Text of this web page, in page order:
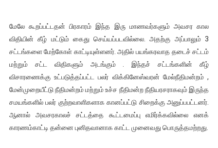
மேலே கூறப்பட்டதன் பிரகாரம் இந்த இரு மாணவர்களும் அவசர கால
விதியின் கீழ் மட்டும் கைது செய்யப்படவில்லை. அதற்கு அப்பாலும் 3
சட்டங்களை மேற்கோள் காட்டியுள்ளனர். அதில் பயங்கரவாத தடைச் சட்டம்
மற்றும் சட்ட விதிகளும் அடங்கும் . இந்தச் சட்டங்களின் கீழ்
விசாரணைக்கு உட்படுத்தப்பட்ட பலர் விக்கினேஸ்வரன் மேல்நீதிமன்றம் ,
மேன்முறையீட்டு நீதிமன்றம் மற்றும் உச்ச நீதிமன்ற நீதியரசராகவும் இருந்த
சமயங்களில் பலர் குற்றவாளிகளாக கானப்பட்டு சிறைக்கு அனுப்பபட்டனர்.
ஆனால் அவசரகாலச் சட்டத்தை கூட்டமைப்பு எமிர்க்கவில்லை எனக்
காரணம்காட்டி தன்னை புனிதவானாக காட்ட முனைவது பொருத்தமற்றது.